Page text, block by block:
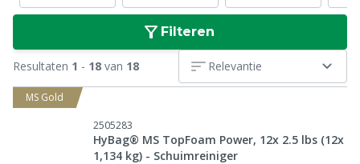
Filteren
Resultaten 1 - 18 van 18 Relevantie
MS Gold
2505283
HyBag® MS TopFoam Power, 12x 2.5 lbs (12x
1,134 kg) - Schuimreiniger